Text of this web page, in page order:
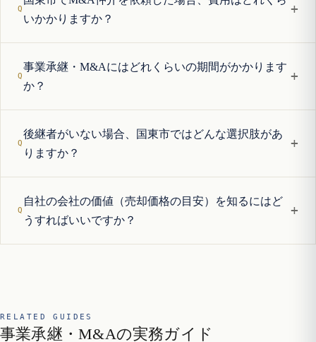
いかかりますか？
+
事業承継・M&Aにはどれくらいの期間がかかります
か？
+
後継者がいない場合、国東市ではどんな選択肢があ
りますか？
+
自社の会社の価値（売却価格の目安）を知るにはど
うすればいいですか？
+
RELATED GUIDES
事業承継・M&Aの実務ガイド